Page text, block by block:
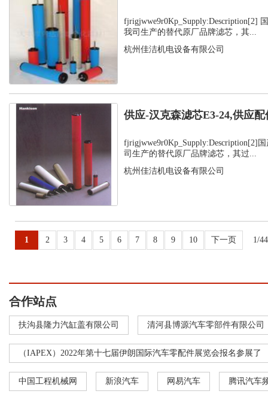
fjrigjwwe9r0Kp_Supply:Description[2]
我司生产的替代原厂品牌滤芯，其...
杭州佳洁机电设备有限公司
供应-汉克森滤芯E3-24,供应配
fjrigjwwe9r0Kp_Supply:Description[2]
司生产的替代原厂品牌滤芯，其过...
杭州佳洁机电设备有限公司
1 2 3 4 5 6 7 8 9 10 下一页 1/
合作站点
扶沟县隆力汽缸盖有限公司 清河县博源汽车零部件有限公司
（IAPEX）2022年第十七届伊朗国际汽车零配件展览会报名参展了
中国工程机械网 新浪汽车 网易汽车 腾讯汽车